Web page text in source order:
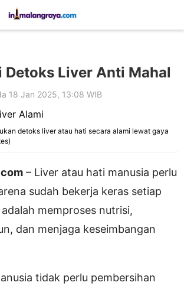
Detoks Liver Anti Mahal
18 Jan 2025, 13:08 WIB
detoks liver atau hati secara alami lewat gaya
– Liver atau hati manusia perlu
sudah bekerja keras setiap
memproses nutrisi,
dan menjaga keseimbangan
tidak perlu pembersihan